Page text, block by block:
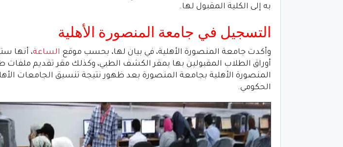
به إلى الكلية المقبول لها.
التسجيل في جامعة المنصورة الأهلية
وأكدت جامعة المنصورة الأهلية، في بيان لها، بحسب موقع الساعة، أنها
أوراق الطلاب المقبولين بها بمقر الكشف الطبي، وكذلك مقر تقديم
المنصورة الأهلية بجامعة المنصورة بعد ظهور نتيجة تنسيق الجامعات
الحكومي.